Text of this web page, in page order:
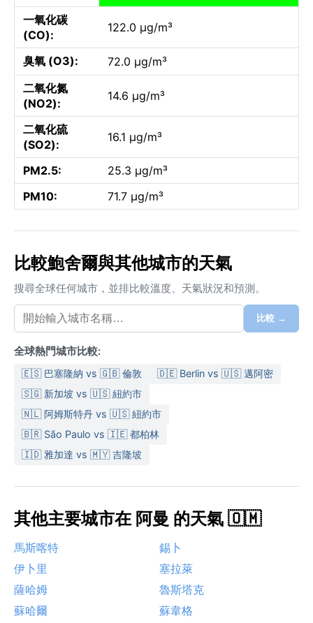
一氧化碳
(CO):
122.0 µg/m³
臭氧 (O3):
72.0 µg/m³
二氧化氮
(NO2):
14.6 µg/m³
二氧化硫
(SO2):
16.1 µg/m³
PM2.5:
25.3 µg/m³
PM10:
71.7 µg/m³
比較鮑舍爾與其他城市的天氣
搜尋全球任何城市，並排比較溫度、天氣狀況和預測。
比較 →
全球熱門城市比較:
🇪🇸 巴塞隆納 vs 🇬🇧 倫敦
🇩🇪 Berlin vs 🇺🇸 邁阿密
🇸🇬 新加坡 vs 🇺🇸 紐約市
🇳🇱 阿姆斯特丹 vs 🇺🇸 紐約市
🇧🇷 São Paulo vs 🇮🇪 都柏林
🇮🇩 雅加達 vs 🇲🇾 吉隆坡
其他主要城市在 阿曼 的天氣 🇴🇲
馬斯喀特
錫卜
伊卜里
塞拉萊
薩哈姆
魯斯塔克
蘇哈爾
蘇韋格